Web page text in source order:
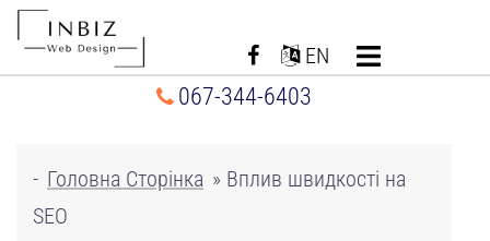
Перейти
EN
067-344-6403
- Головна Сторінка » Вплив швидкості на
SEO